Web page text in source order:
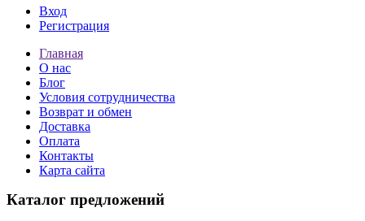
Вход
Регистрация
Главная
О нас
Блог
Условия сотрудничества
Возврат и обмен
Доставка
Оплата
Контакты
Карта сайта
Каталог предложений